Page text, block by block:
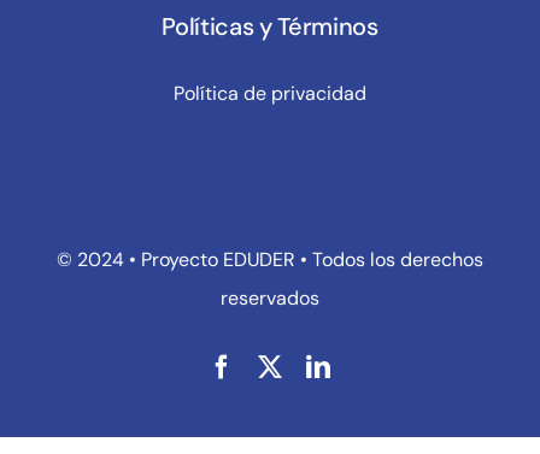
Políticas y Términos
Política de privacidad
© 2024 • Proyecto EDUDER • Todos los derechos
reservados